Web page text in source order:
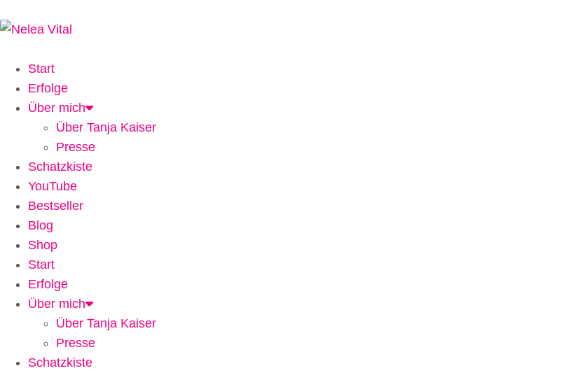
Start
Erfolge
Über mich
Über Tanja Kaiser
Presse
Schatzkiste
YouTube
Bestseller
Blog
Shop
Start
Erfolge
Über mich
Über Tanja Kaiser
Presse
Schatzkiste